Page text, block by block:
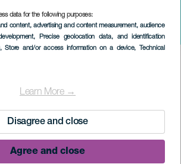
data for the following purposes:
content, advertising and content measurement, audience
, Precise geolocation data, and identification
, Store and/or access information on a device, Technical
Learn More →
Disagree and close
Agree and close
de Puntagorda